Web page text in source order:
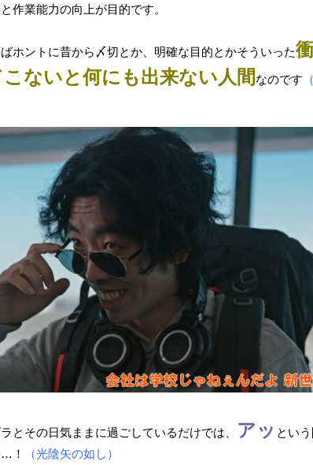
作業能力の向上が目的です。
ホントに昔から〆切とか、明確な目的とかそういった
ないと何にも出来ない人間 なのです
とその日気ままに過ごしているだけでは、 アッ とい
！
（光陰矢の如し）